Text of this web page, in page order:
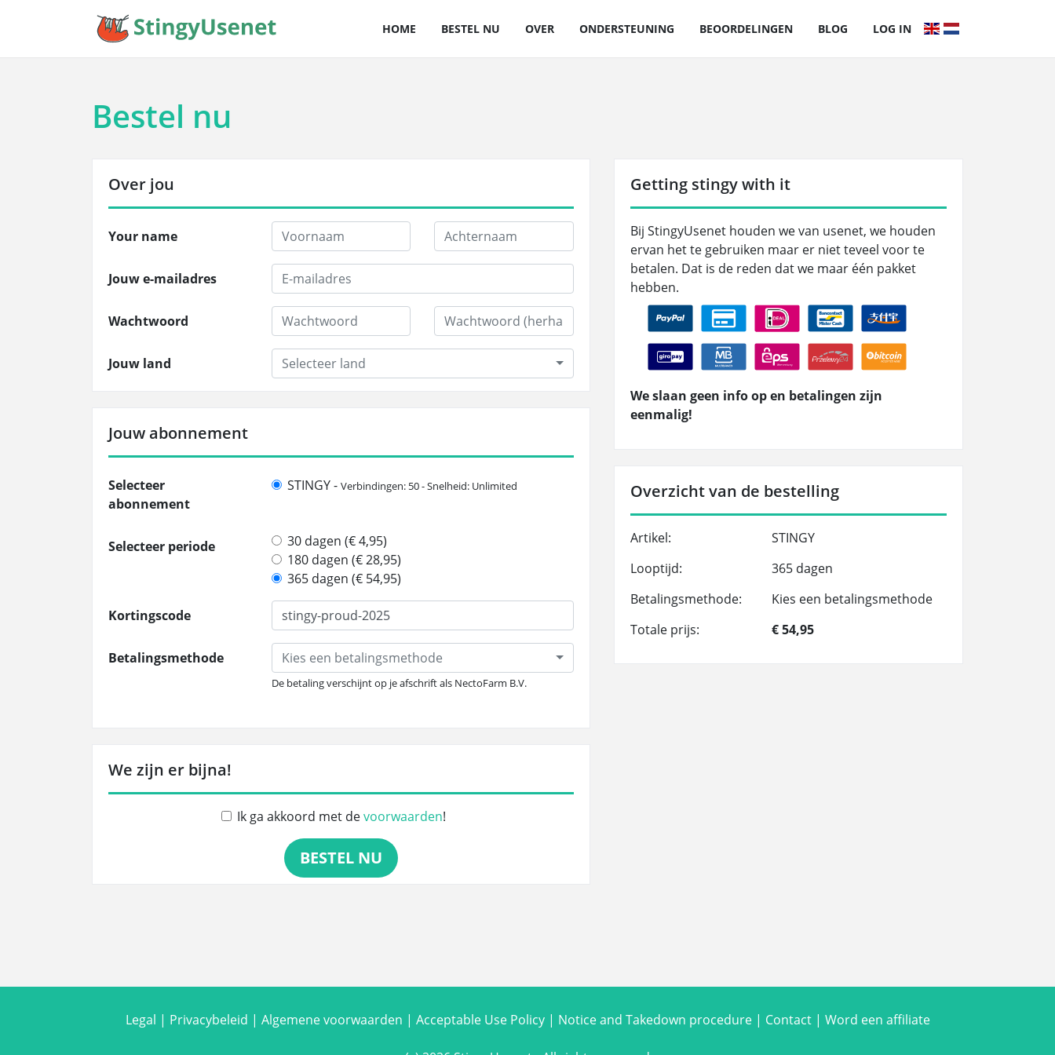
HOME BESTEL NU OVER ONDERSTEUNING BEOORDELINGEN BLOG LOG IN
Bestel nu
Over jou
Your name
Jouw e-mailadres
Wachtwoord
Jouw land Selecteer land
Jouw abonnement
Selecteer
abonnement
STINGY - Verbindingen: 50 - Snelheid: Unlimited
Selecteer periode
30 dagen (€ 4,95)
180 dagen (€ 28,95)
365 dagen (€ 54,95)
Kortingscode
Betalingsmethode Kies een betalingsmethode
De betaling verschijnt op je afschrift als NectoFarm B.V.
We zijn er bijna!
Ik ga akkoord met devoorwaarden!
BESTEL NU
Getting stingy with it
Bij StingyUsenet houden we van usenet, we houden
ervan het te gebruiken maar er niet teveel voor te
betalen. Dat is de reden dat we maar één pakket
hebben.
We slaan geen info op en betalingen zijn
eenmalig!
Overzicht van de bestelling
Artikel:
STINGY
Looptijd:
365 dagen
Betalingsmethode:
Kies een betalingsmethode
Totale prijs:
€ 54,95
Legal | Privacybeleid | Algemene voorwaarden | Acceptable Use Policy| Notice and Takedown procedure| Contact| Word een affiliate